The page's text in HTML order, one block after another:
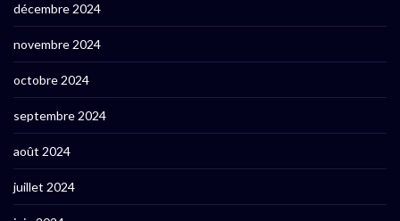
décembre 2024
novembre 2024
octobre 2024
septembre 2024
août 2024
juillet 2024